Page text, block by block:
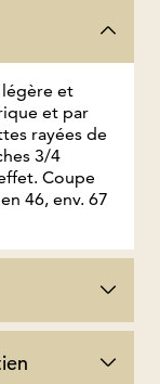
et
et par
rayées de
3/4
Coupe
46, env. 67